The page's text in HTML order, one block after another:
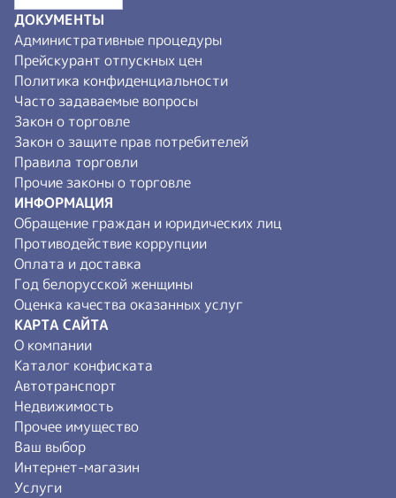
ДОКУМЕНТЫ
Административные процедуры
Прейскурант отпускных цен
Политика конфиденциальности
Часто задаваемые вопросы
Закон о торговле
Закон о защите прав потребителей
Правила торговли
Прочие законы о торговле
ИНФОРМАЦИЯ
Обращение граждан и юридических лиц
Противодействие коррупции
Оплата и доставка
Год белорусской женщины
Оценка качества оказанных услуг
КАРТА САЙТА
О компании
Каталог конфиската
Автотранспорт
Недвижимость
Прочее имущество
Ваш выбор
Интернет-магазин
Услуги